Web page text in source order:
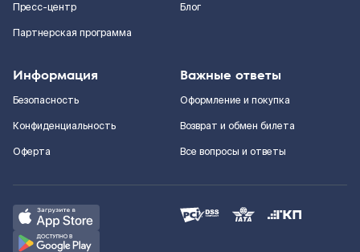
Пресс-центр
Партнерская программа
Блог
Информация
Безопасность
Конфиденциальность
Оферта
Важные ответы
Оформление и покупка
Возврат и обмен билета
Все вопросы и ответы